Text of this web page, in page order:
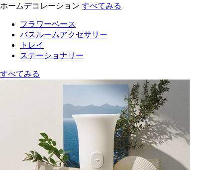
ホームデコレーション すべてみる
フラワーベース
バスルームアクセサリー
トレイ
ステーショナリー
すべてみる